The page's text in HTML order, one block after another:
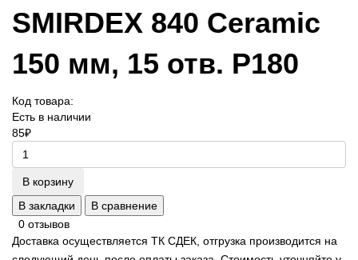
SMIRDEX 840 Ceramic
150 мм, 15 отв. P180
Код товара:
Есть в наличии
85₽
В корзину
В закладки
В сравнение
0 отзывов
Доставка осуществляется ТК СДЕК, отгрузка производится на